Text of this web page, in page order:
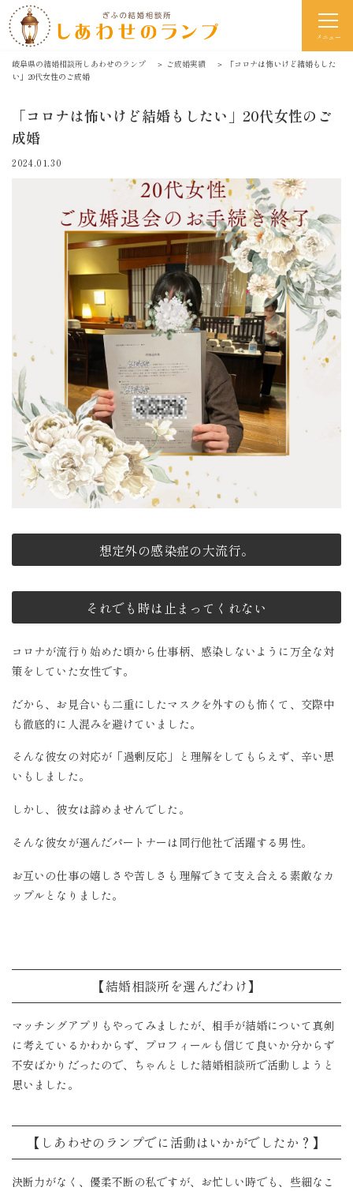
メニュー
岐阜県の結婚相談所しあわせのランプ ＞ ご成婚実績 ＞
「コロナは怖いけど結婚もした
い」20代女性のご成婚
「コロナは怖いけど結婚もしたい」20代女性のご
成婚
2024.01.30
想定外の感染症の大流行。
それでも時は止まってくれない
コロナが流行り始めた頃から仕事柄、感染しないように万全な対
策をしていた女性です。
だから、お見合いも二重にしたマスクを外すのも怖くて、交際中
も徹底的に人混みを避けていました。
そんな彼女の対応が「過剰反応」と理解をしてもらえず、辛い思
いもしました。
しかし、彼女は諦めませんでした。
そんな彼女が選んだパートナーは同行他社で活躍する男性。
お互いの仕事の嬉しさや苦しさも理解できて支え合える素敵なカ
ップルとなりました。
【結婚相談所を選んだわけ】
マッチングアプリもやってみましたが、相手が結婚について真剣
に考えているかわからず、プロフィールも信じて良いか分からず
不安ばかりだったので、ちゃんとした結婚相談所で活動しようと
思いました。
【しあわせのランプでに活動はいかがでしたか？】
決断力がなく、優柔不断の私ですが、お忙しい時でも、些細なこ